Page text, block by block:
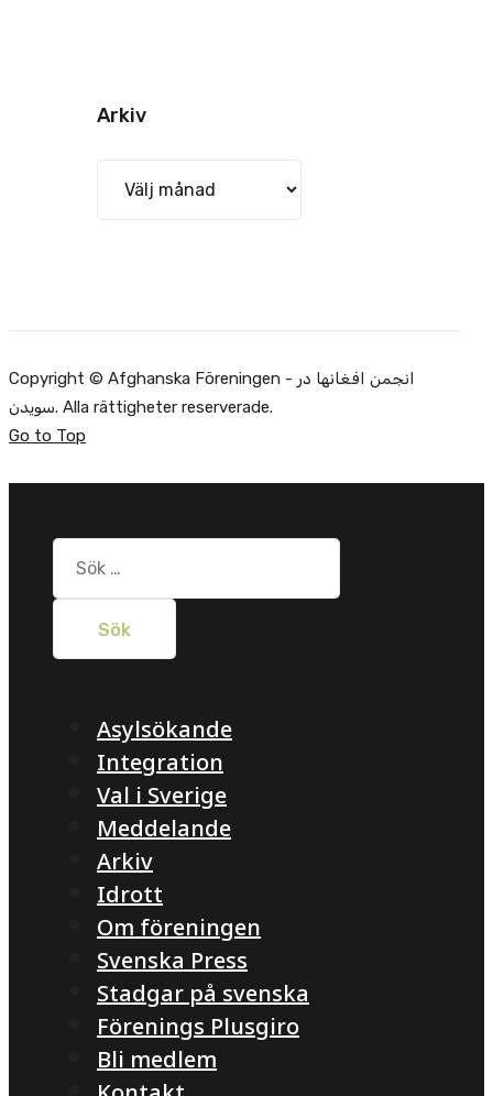
Arkiv
Copyright © Afghanska Föreningen - انجمن افغانها در
سویدن. Alla rättigheter reserverade.
Go to Top
Sök
efter:
Asylsökande
Integration
Val i Sverige
Meddelande
Arkiv
Idrott
Om föreningen
Svenska Press
Stadgar på svenska
Förenings Plusgiro
Bli medlem